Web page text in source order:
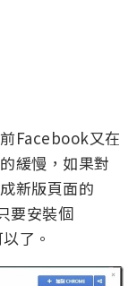
Facebook又在
緩慢，如果對
新版頁面的
要安裝個
了。